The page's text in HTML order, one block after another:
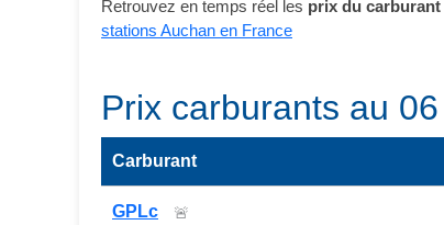
Retrouvez en temps réel les prix du carburant
stations Auchan en France
Prix carburants au
Carburant
GPLc 🚨